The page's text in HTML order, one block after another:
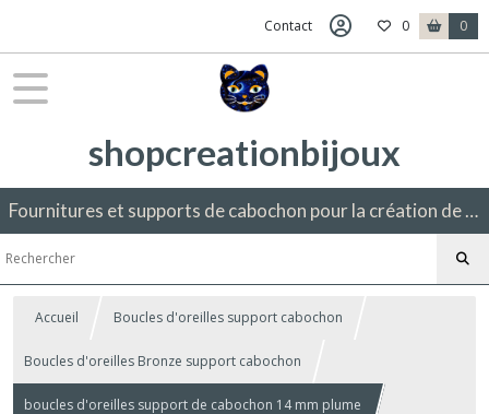
Contact 0 0
shopcreationbijoux
Fournitures et supports de cabochon pour la création de bijoux fantaisie.
Accueil Boucles d'oreilles support cabochon
Boucles d'oreilles Bronze support cabochon
boucles d'oreilles support de cabochon 14 mm plume